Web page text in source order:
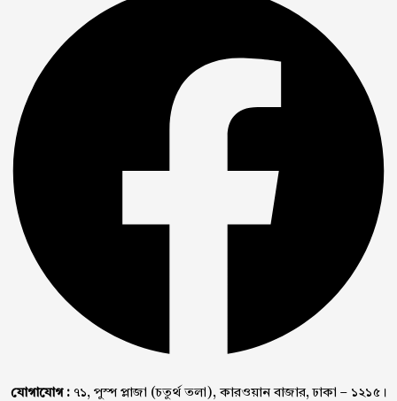
যোগাযোগ :৭১, পুস্প প্লাজা (চতুর্থ তলা), কারওয়ান বাজার, ঢাকা – ১২১৫।